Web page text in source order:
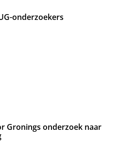
onderzoekers
Gronings onderzoek naar